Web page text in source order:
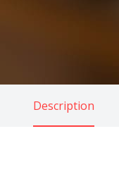
Description